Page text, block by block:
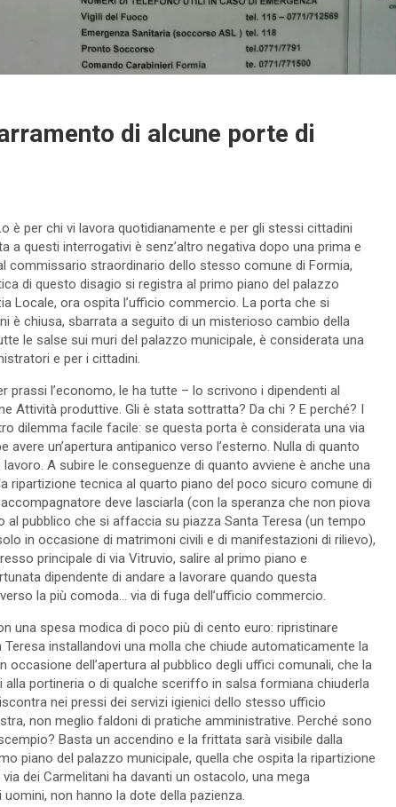
di alcune porte di
è per chi vi lavora quotidianamente e per gli stessi cittadini
a questi interrogativi è senz’altro negativa dopo una prima e
commissario straordinario dello stesso comune di Formia,
di questo disagio si registra al primo piano del palazzo
Locale, ora ospita l’ufficio commercio. La porta che si
è chiusa, sbarrata a seguito di un misterioso cambio della
le salse sui muri del palazzo municipale, è considerata una
e per i cittadini.
prassi l’economo, le ha tutte – lo scrivono i dipendenti al
Attività produttive. Gli è stata sottratta? Da chi ? E perché? I
dilemma facile facile: se questa porta è considerata una via
un’apertura antipanico verso l’esterno. Nulla di quanto
A subire le conseguenze di quanto avviene è anche una
ripartizione tecnica al quarto piano del poco sicuro comune di
deve lasciarla (con la speranza che non piova
pubblico che si affaccia su piazza Santa Teresa (un tempo
in occasione di matrimoni civili e di manifestazioni di rilievo),
principale di via Vitruvio, salire al primo piano e
dipendente di andare a lavorare quando questa
la più comoda… via di fuga dell’ufficio commercio.
una spesa modica di poco più di cento euro: ripristinare
installandovi una molla che chiude automaticamente la
dell’apertura al pubblico degli uffici comunali, che la
alla portineria o di qualche sceriffo in salsa formiana chiuderla
nei pressi dei servizi igienici dello stesso ufficio
non meglio faldoni di pratiche amministrative. Perché sono
Basta un accendino e la frittata sarà visibile dalla
piano del palazzo municipale, quella che ospita la ripartizione
dei Carmelitani ha davanti un ostacolo, una mega
non hanno la dote della pazienza.